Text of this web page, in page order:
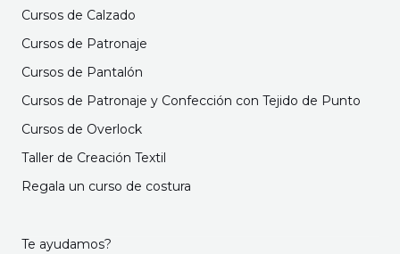
Cursos de Calzado
Cursos de Patronaje
Cursos de Pantalón
Cursos de Patronaje y Confección con Tejido de Punto
Cursos de Overlock
Taller de Creación Textil
Regala un curso de costura
Te ayudamos?